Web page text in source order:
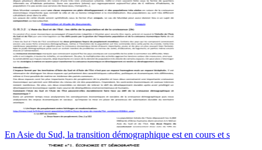
En Asie du Sud, la transition démographique est en cours et s